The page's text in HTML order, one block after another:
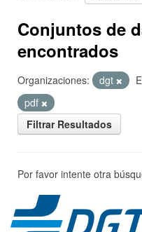
Conjuntos de
encontrados
Organizaciones: dgt
pdf
Filtrar Resultados
Por favor intente otra